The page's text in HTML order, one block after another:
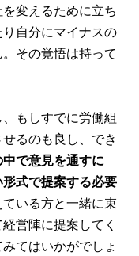
変えるために立ち
自分にマイナスの
その覚悟は持って
もしすでに労働組
るのも良し、でき
で意見を通すに
式で提案する必要
いる方と一緒に束
営陣に提案してく
てはいかがでしょ